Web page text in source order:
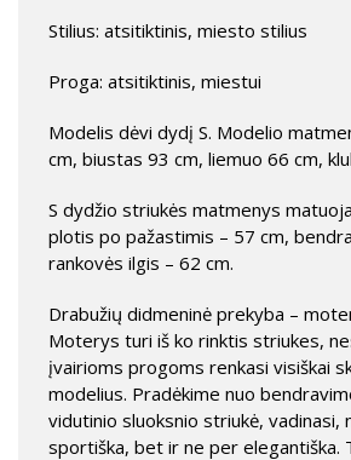
Stilius: atsitiktinis, miesto stilius
Proga: atsitiktinis, miestui
Modelis dėvi dydį S. Modelio
cm, biustas 93 cm, liemuo 66 cm,
S dydžio striukės matmenys
plotis po pažastimis – 57 cm,
rankovės ilgis – 62 cm.
Drabužių didmeninė prekyba –
Moterys turi iš ko rinktis striukes,
įvairioms progoms renkasi visiškai
modelius. Pradėkime nuo
vidutinio sluoksnio striukė, vadinasi,
sportiška, bet ir ne per elegantiška.